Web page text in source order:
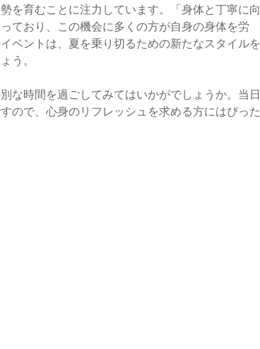
を育むことに注力しています。「身体と丁寧に向
ており、この機会に多くの方が自身の身体を労
ベントは、夏を乗り切るための新たなスタイルを
う。
な時間を過ごしてみてはいかがでしょうか。当日
ので、心身のリフレッシュを求める方にはぴった